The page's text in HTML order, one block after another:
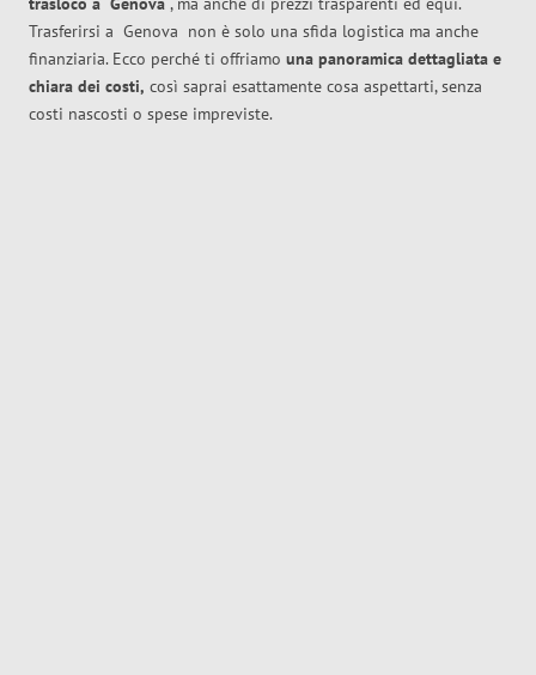
Trasferirsi a Genova non è solo una sfida logistica ma anche
finanziaria. Ecco perché ti offriamo una panoramica dettagliata e
chiara dei costi, così saprai esattamente cosa aspettarti, senza
costi nascosti o spese impreviste.